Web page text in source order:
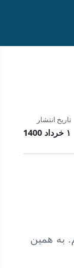
تاریخ انتشار
۱ خرداد 1400
به همین